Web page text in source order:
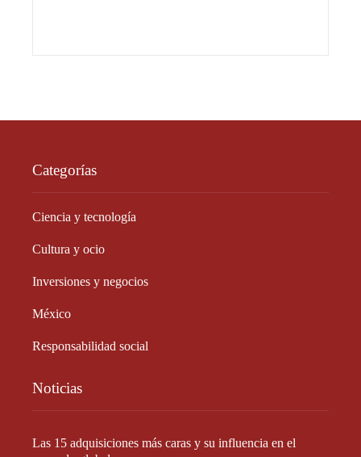
Categorías
Ciencia y tecnología
Cultura y ocio
Inversiones y negocios
México
Responsabilidad social
Noticias
Las 15 adquisiciones más caras y su influencia en el